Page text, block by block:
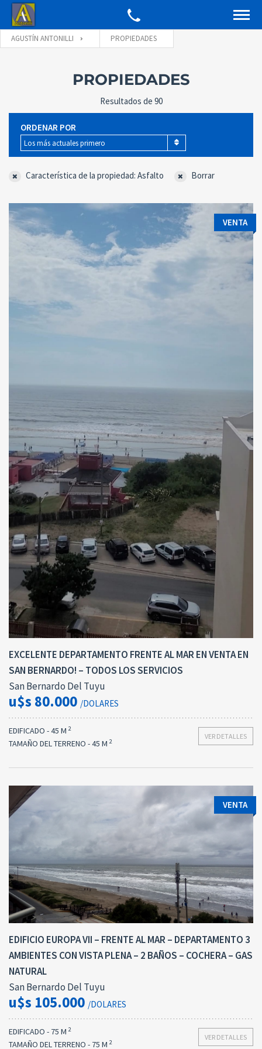
AGUSTÍN ANTONILLI PROPIEDADES
PROPIEDADES
Resultados de 90
ORDENAR POR
Los más actuales primero
Característica de la propiedad: Asfalto Borrar
VENTA
EXCELENTE DEPARTAMENTO FRENTE AL MAR EN VENTA EN
SAN BERNARDO! – TODOS LOS SERVICIOS
San Bernardo Del Tuyu
u$s 80.000 /DOLARES
VER DETALLES
EDIFICADO - 45 M 2
TAMAÑO DEL TERRENO - 45 M 2
VENTA
EDIFICIO EUROPA VII – FRENTE AL MAR – DEPARTAMENTO 3
AMBIENTES CON VISTA PLENA – 2 BAÑOS – COCHERA – GAS
NATURAL
San Bernardo Del Tuyu
u$s 105.000 /DOLARES
VER DETALLES
EDIFICADO - 75 M 2
TAMAÑO DEL TERRENO - 75 M 2